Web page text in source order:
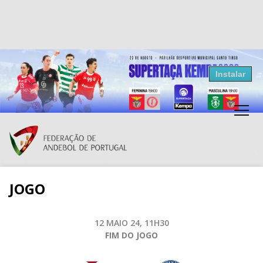
Resultados Andebol
Federação de Andebol de Portugal
Grátis - Disponivel na Play Store
Instalar
JOGO
12 MAIO 24, 11H30
FIM DO JOGO